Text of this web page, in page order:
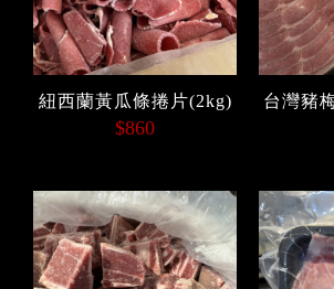
紐西蘭黃瓜條捲片(2kg)
$860
台灣豬